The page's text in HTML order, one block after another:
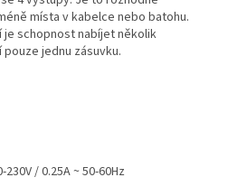
místa v kabelce nebo batohu.
je schopnost nabíjetněkolik
jednu zásuvku.
/ 0.25A ~ 50-60Hz